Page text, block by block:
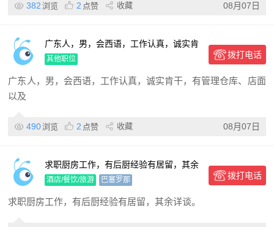
382 浏览 2 点赞 收藏 08月07日
广东人，男，会西语，工作认真，诚实肯
干，有管理仓库、店面以及销售经验，求
一份在墨城的稳定工作
其他职位 拨打电话
广东人，男，会西语，工作认真，诚实肯干，有管理仓库、店面
以及
490浏览 2 点赞 收藏 08月07日
求职厨房工作，有后厨经验有居留，其余
详谈。
酒店/餐饮/旅游 巴塞罗那 拨打电话
求职厨房工作，有后厨经验有居留，其余详谈。